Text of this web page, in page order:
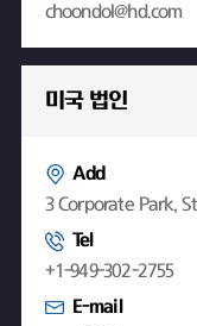
choondol@hd.com
미국 법인
Add
3 Corporate Park,
Tel
+1-949-302-2755
E-mail